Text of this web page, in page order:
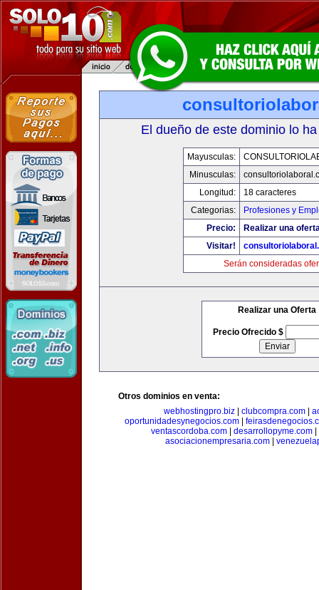
El dueño de este dominio lo
Mayusculas:
Minusculas:
Longitud:
18 caracteres
Categorias:
Profesiones y
Precio:
Realizar una
Visitar!
Serán consideradas
Realizar una Oferta
Precio Ofrecido $
Otros dominios en venta:
webhostingpro.biz| clubcompra.com|
oportunidadesynegocios.com|
ventascordoba.com| desarrollopyme.com|
asociacionempresaria.com